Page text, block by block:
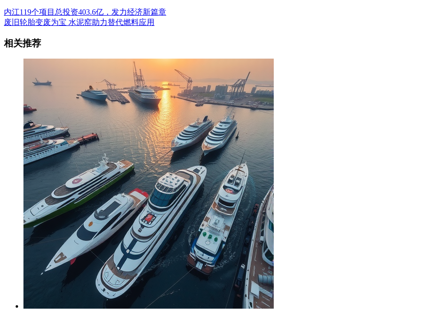
内江119个项目总投资403.6亿，发力经济新篇章
废旧轮胎变废为宝 水泥窑助力替代燃料应用
相关推荐